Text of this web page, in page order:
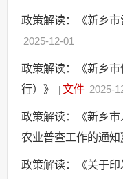
政策解读：《新乡市
2025-12-01
政策解读：《新乡
行）》
|文件 2025-
政策解读：《新乡
农业普查工作的通知
政策解读：《关于